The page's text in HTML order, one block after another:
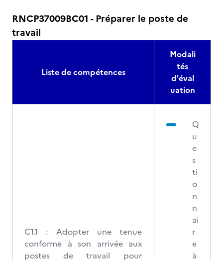
RNCP37009BC01 - Préparer le poste de
travail
Liste de compétences
Modali
tés
d'éval
uation
C1.1 : Adopter une tenue
conforme à son arrivée aux
postes de travail pour
Q
u
e
s
ti
o
n
n
ai
r
e
à